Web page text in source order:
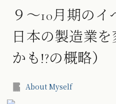
９〜10月期の
日本の製造業
かも!?の概略）
About Myself